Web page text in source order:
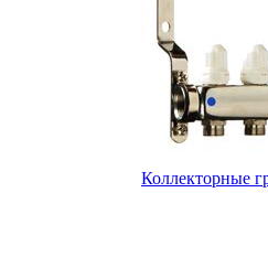
Коллекторные